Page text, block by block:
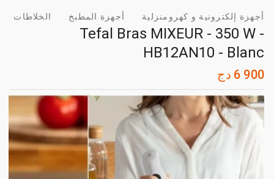
أجهزة إلكترونية و كهرومنزلية أجهزة المطبخ الخلاطات
Tefal Bras MIXEUR - 350 W -
HB12AN10 - Blanc
6 900 دج